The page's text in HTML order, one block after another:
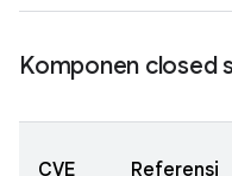
Komponen closed
CVE Referensi